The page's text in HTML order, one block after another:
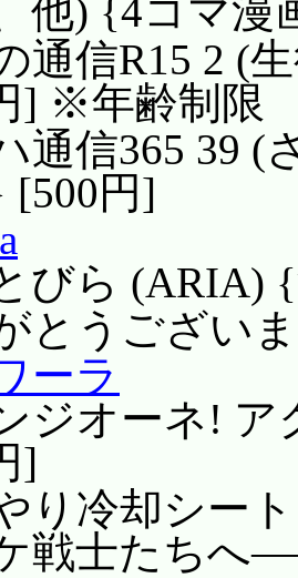
他) {4コマ漫
通信R15 2 (
] ※年齢制限
通信365 39 (
[500円]
びら (ARIA)
とうござい
ーラ
ジオーネ!
]
り冷却シー
戦士たちへ